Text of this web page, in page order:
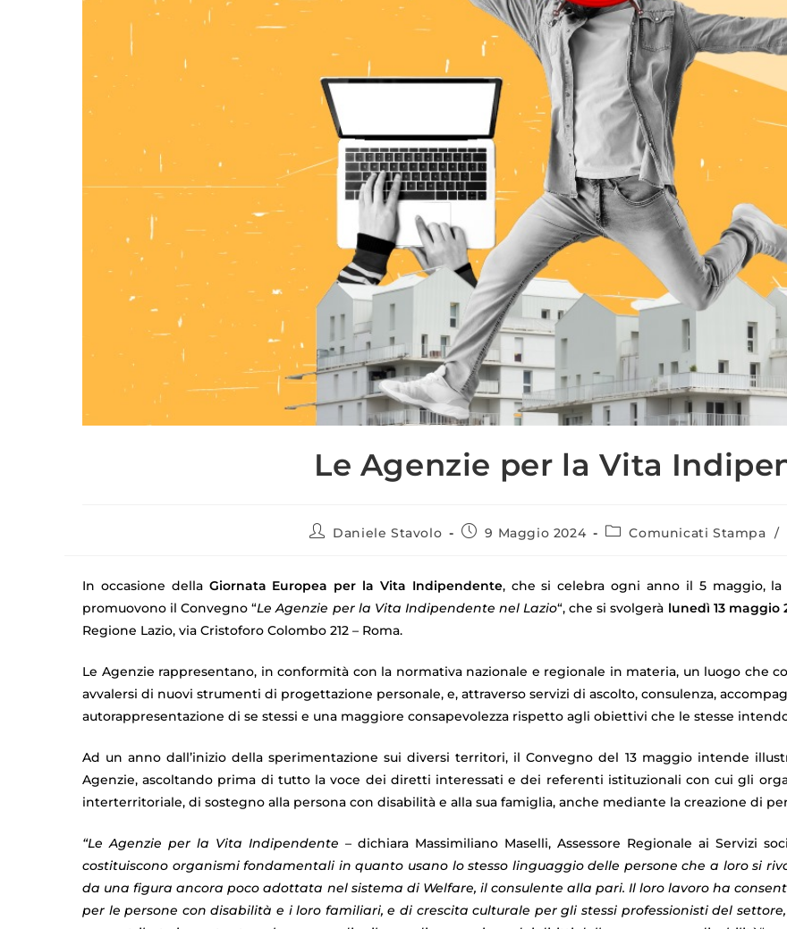
Le Agenzie per la Vita
Daniele Stavolo 9 Maggio 2024 Comunicati Stampa /
In occasione della Giornata Europea per la Vita Indipendente, che si celebra ogni anno il 5 maggio,
promuovono il Convegno “Le Agenzie per la Vita Indipendente nel Lazio“, che si svolgerà lunedì 13 maggio
Regione Lazio, via Cristoforo Colombo 212 – Roma.
Le Agenzie rappresentano, in conformità con la normativa nazionale e regionale in materia, un luogo che
avvalersi di nuovi strumenti di progettazione personale, e, attraverso servizi di ascolto, consulenza,
autorappresentazione di se stessi e una maggiore consapevolezza rispetto agli obiettivi che le stesse
Ad un anno dall’inizio della sperimentazione sui diversi territori, il Convegno del 13 maggio intende
Agenzie, ascoltando prima di tutto la voce dei diretti interessati e dei referenti istituzionali con cui gli
interterritoriale, di sostegno alla persona con disabilità e alla sua famiglia, anche mediante la creazione di
“Le Agenzie per la Vita Indipendente – dichiara Massimiliano Maselli, Assessore Regionale ai Servizi
costituiscono organismi fondamentali in quanto usano lo stesso linguaggio delle persone che a loro si
da una figura ancora poco adottata nel sistema di Welfare, il consulente alla pari. Il loro lavoro ha
per le persone con disabilità e i loro familiari, e di crescita culturale per gli stessi professionisti del